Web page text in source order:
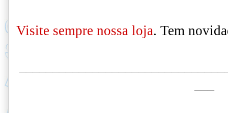
Visite sempre nossa loja. Tem